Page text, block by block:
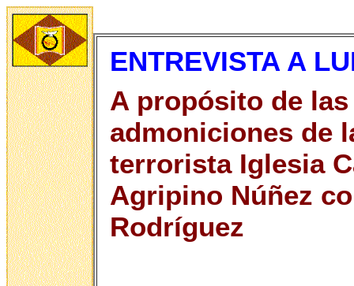
ENTREVISTA A
A propósito de
admoniciones de
terrorista Iglesia
Agripino Núñez
Rodríguez